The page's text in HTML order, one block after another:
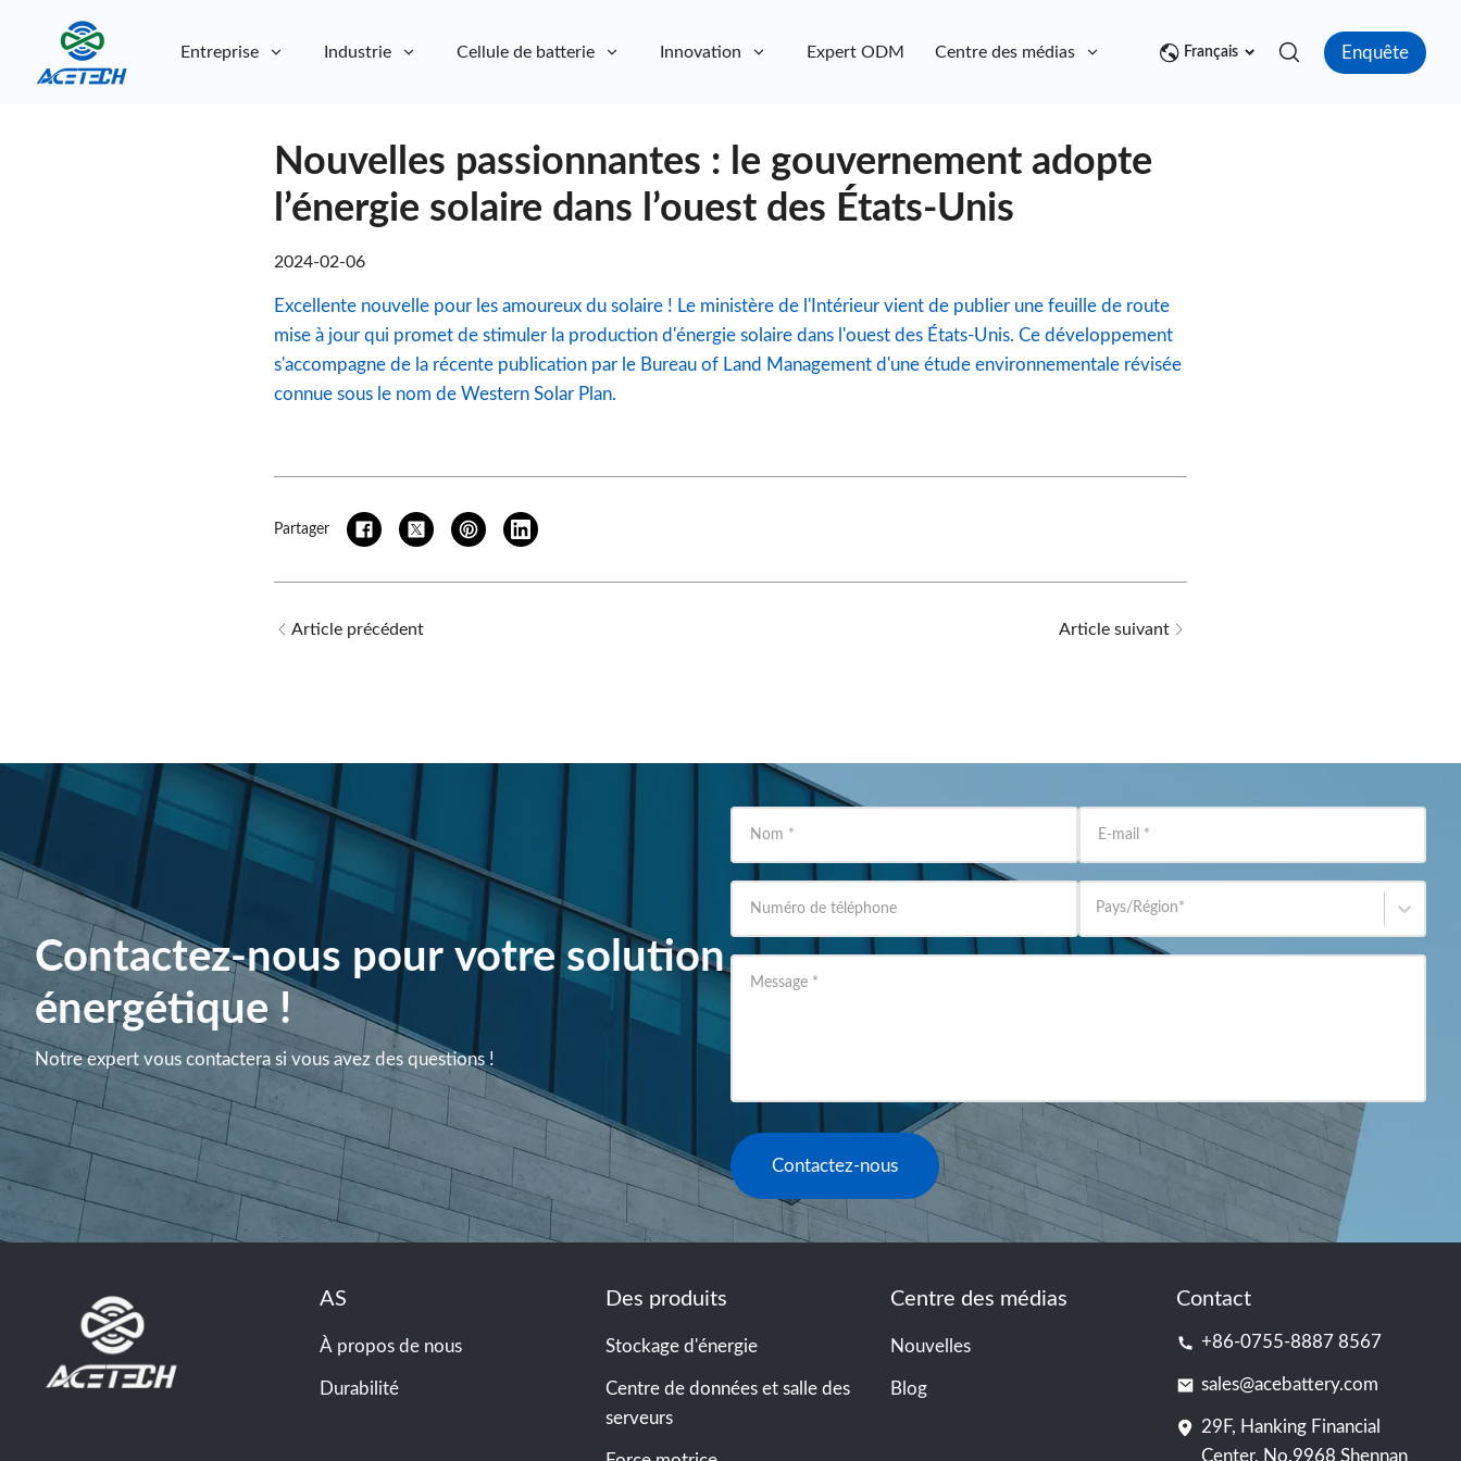
Entreprise Industrie Cellule de batterie Innovation Expert ODM Centre des médias ContactFrançais Enquête
Nouvelles passionnantes : le gouvernement adopte
l’énergie solaire dans l’ouest des États-Unis
2024-02-06
Excellente nouvelle pour les amoureux du solaire ! Le ministère de l'Intérieur vient de publier une feuille de route
mise à jour qui promet de stimuler la production d'énergie solaire dans l'ouest des États-Unis. Ce développement
s'accompagne de la récente publication par le Bureau of Land Management d'une étude environnementale révisée
connue sous le nom de Western Solar Plan.
Partager
Article précédent Article suivant
Contactez-nous pour votre solution
énergétique !
Notre expert vous contactera si vous avez des questions !
Nom * E-mail *
Numéro de téléphone Pays/Région*
Message *
Contactez-nous
AS
À propos de nous
Durabilité
Des produits
Stockage d'énergie
Centre de données et salle des
serveurs
Centre des médias
Nouvelles
Blog
Contact
+86-0755-8887 8567
sales@acebattery.com
29F, Hanking Financial
Center, No.9968 Shennan